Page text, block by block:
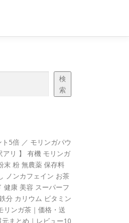
検
索
5倍 ／ モリンガパウ
アリ 】 有機 モリンガ
末 粉 無農薬 保存料
ノンカフェイン お茶
健康 美容 スーパーフ
分 カリウム ビタミン
リンガ茶｜価格・送
まとめ｜レビュー10